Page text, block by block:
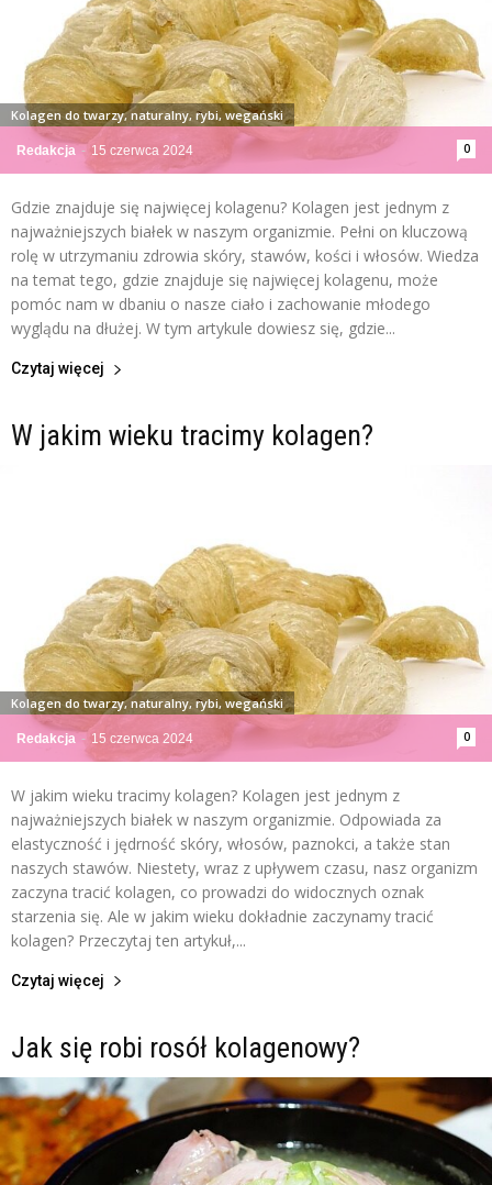
Redakcja - 15 czerwca 2024 0
Kolagen do twarzy, naturalny, rybi, wegański
Gdzie znajduje się najwięcej kolagenu? Kolagen jest jednym z
najważniejszych białek w naszym organizmie. Pełni on kluczową
rolę w utrzymaniu zdrowia skóry, stawów, kości i włosów. Wiedza
na temat tego, gdzie znajduje się najwięcej kolagenu, może
pomóc nam w dbaniu o nasze ciało i zachowanie młodego
wyglądu na dłużej. W tym artykule dowiesz się, gdzie...
Czytaj więcej
W jakim wieku tracimy kolagen?
Redakcja - 15 czerwca 2024 0
Kolagen do twarzy, naturalny, rybi, wegański
W jakim wieku tracimy kolagen? Kolagen jest jednym z
najważniejszych białek w naszym organizmie. Odpowiada za
elastyczność i jędrność skóry, włosów, paznokci, a także stan
naszych stawów. Niestety, wraz z upływem czasu, nasz organizm
zaczyna tracić kolagen, co prowadzi do widocznych oznak
starzenia się. Ale w jakim wieku dokładnie zaczynamy tracić
kolagen? Przeczytaj ten artykuł,...
Czytaj więcej
Jak się robi rosół kolagenowy?